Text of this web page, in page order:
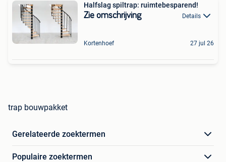
Halfslag spiltrap: ruimtebesparend!
Zie omschrijving Details
Kortenhoef 27 jul 26
trap bouwpakket
Gerelateerde zoektermen
Populaire zoektermen